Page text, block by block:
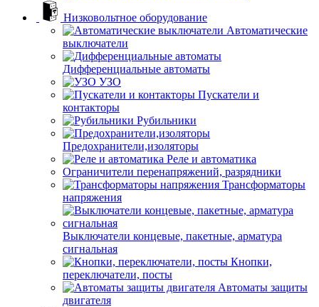
Низковольтное оборудование
Автоматические
выключатели
Дифференциальные автоматы
УЗО
Пускатели и
контакторы
Рубильники
Предохранители,изоляторы
Реле и автоматика
Ограничители перенапряжений, разрядники
Трансформаторы
напряжения
Выключатели концевые, пакетные, арматура
сигнальная
Кнопки,
переключатели, посты
Автоматы защиты
двигателя